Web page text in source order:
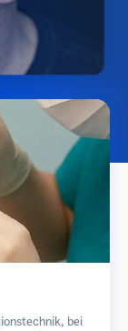
bei